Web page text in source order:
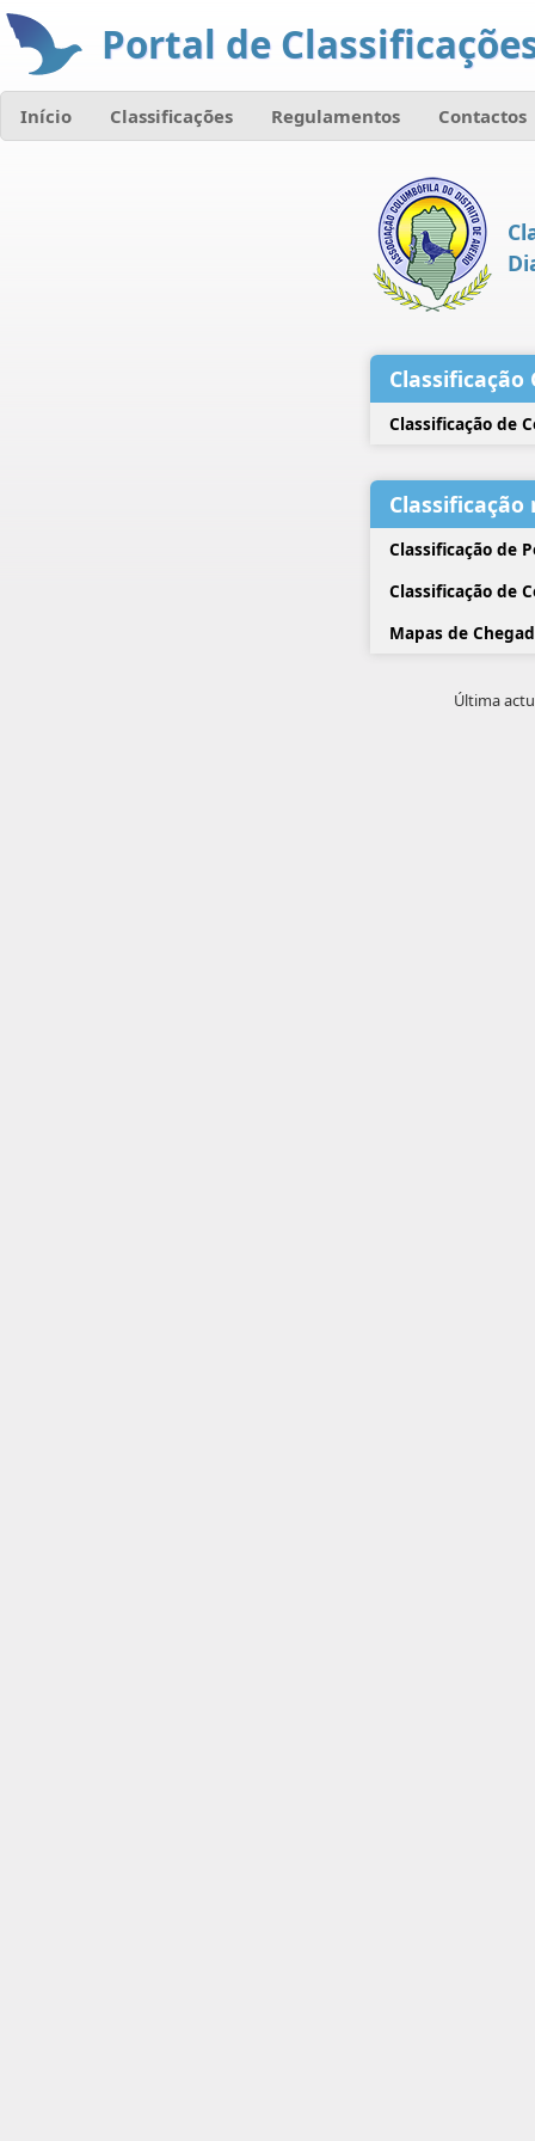
Portal de
Início Classificações Regulamentos Contactos
Classificação
Classificação de
Classificação
Classificação de
Classificação de
Mapas de
Última